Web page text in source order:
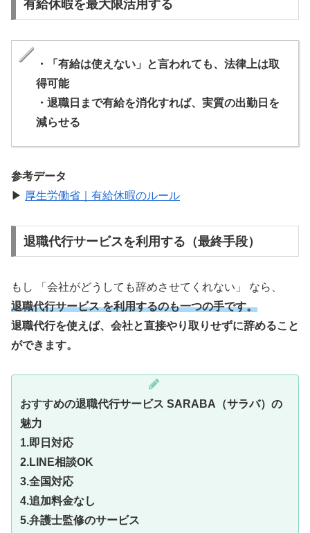
有給休暇を最大限活用する
・「有給は使えない」と言われても、法律上は取
得可能
・退職日まで有給を消化すれば、実質の出勤日を
減らせる
参考データ
▶ 厚生労働省｜有給休暇のルール
退職代行サービスを利用する（最終手段）
もし 「会社がどうしても辞めさせてくれない」 なら、
退職代行サービス を利用するのも一つの手です。
退職代行を使えば、会社と直接やり取りせずに辞めること
ができます。
おすすめの退職代行サービス SARABA（サラバ）の
魅力
1.即日対応
2.LINE相談OK
3.全国対応
4.追加料金なし
5.弁護士監修のサービス